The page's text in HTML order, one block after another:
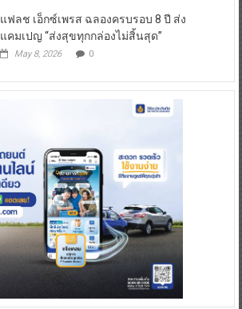
แฟลช เอ็กซ์เพรส ฉลองครบรอบ 8 ปี ส่ง
แคมเปญ “ส่งสุขทุกกล่องไม่สิ้นสุด”
May 8, 2026 0